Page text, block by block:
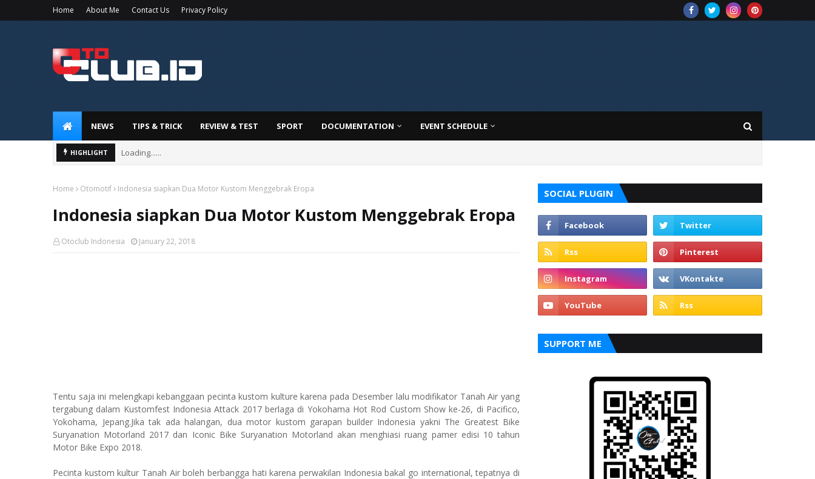
Home About Me Contact Us Privacy Policy
NEWS TIPS & TRICK REVIEW & TEST SPORT DOCUMENTATION EVENT SCHEDULE
HIGHLIGHT Loading......
Home Otomotif Indonesia siapkan Dua Motor Kustom Menggebrak Eropa
Indonesia siapkan Dua Motor Kustom Menggebrak Eropa
Otoclub Indonesia January 22, 2018
Tentu saja ini melengkapi kebanggaan pecinta kustom kulture karena pada Desember lalu modifikator Tanah Air yang
tergabung dalam Kustomfest Indonesia Attack 2017 berlaga di Yokohama Hot Rod Custom Show ke-26, di Pacifico,
Yokohama, Jepang.Jika tak ada halangan, dua motor kustom garapan builder Indonesia yakni The Greatest Bike
Suryanation Motorland 2017 dan Iconic Bike Suryanation Motorland akan menghiasi ruang pamer edisi 10 tahun
Motor Bike Expo 2018.
Pecinta kustom kultur Tanah Air boleh berbangga hati karena perwakilan Indonesia bakal go international, tepatnya di
SOCIAL PLUGIN
SUPPORT ME